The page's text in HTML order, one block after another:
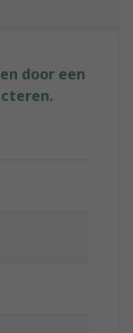
door een